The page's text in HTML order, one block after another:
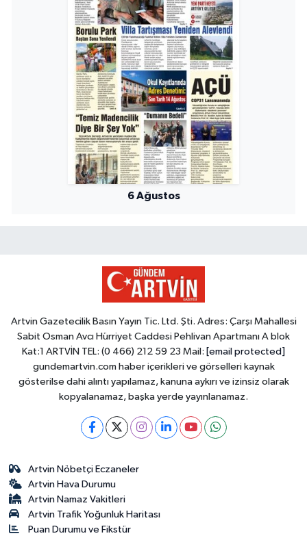
6 Ağustos
Artvin Gazetecilik Basın Yayın Tic. Ltd. Şti. Adres: Çarşı Mahallesi
Sabit Osman Avcı Hürriyet Caddesi Pehlivan Apartmanı A blok
Kat:1 ARTVİN TEL: (0 466) 212 59 23 Mail: [email protected]
gundemartvin.com haber içerikleri ve görselleri kaynak
gösterilse dahi alıntı yapılamaz, kanuna aykırı ve izinsiz olarak
kopyalanamaz, başka yerde yayınlanamaz.
Artvin Nöbetçi Eczaneler
Artvin Hava Durumu
Artvin Namaz Vakitleri
Artvin Trafik Yoğunluk Haritası
Puan Durumu ve Fikstür